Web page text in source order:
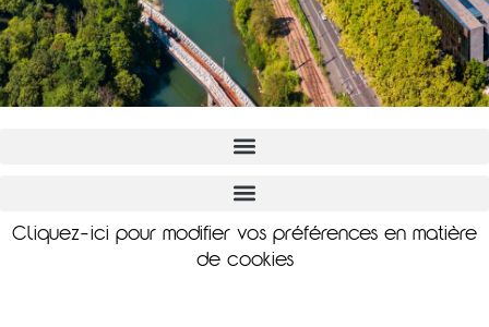
Cliquez-ici pour modifier vos préférences en matière
de cookies